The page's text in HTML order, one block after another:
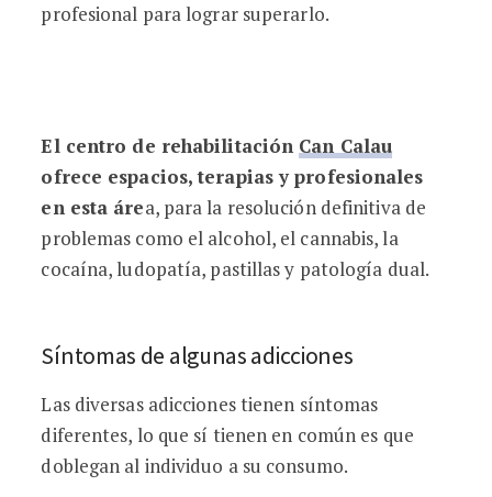
profesional para lograr superarlo.
El centro de rehabilitación Can Calau
ofrece espacios, terapias y profesionales
en esta área, para la resolución definitiva de
problemas como el alcohol, el cannabis, la
cocaína, ludopatía, pastillas y patología dual.
Síntomas de algunas adicciones
Las diversas adicciones tienen síntomas
diferentes, lo que sí tienen en común es que
doblegan al individuo a su consumo.